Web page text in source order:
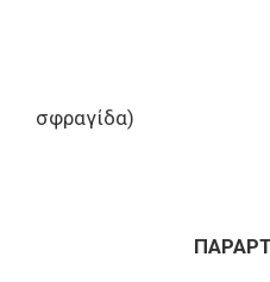
σφραγίδα)